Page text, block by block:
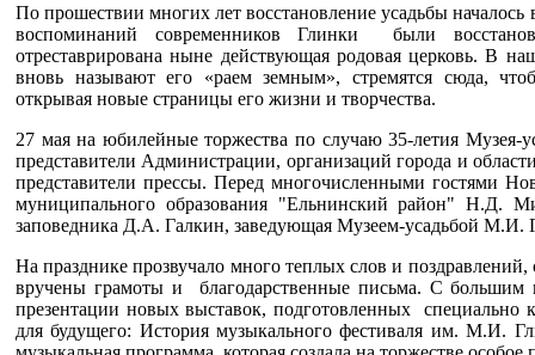
По прошествии многих лет восстановление усадьбы
воспоминаний современников Глинки были
отреставрирована ныне действующая родовая церковь. В
вновь называют его «раем земным», стремятся сюда,
открывая новые страницы его жизни и творчества.
27 мая на юбилейные торжества по случаю 35-летия
представители Администрации, организаций города и
представители прессы. Перед многочисленными гостями
муниципального образования "Ельнинский район" Н.Д.
заповедника Д.А. Галкин, заведующая Музеем-усадьбой М.И.
На празднике прозвучало много теплых слов и
вручены грамоты и благодарственные письма. С большим
презентации новых выставок, подготовленных
для будущего: История музыкального фестиваля им. М.И.